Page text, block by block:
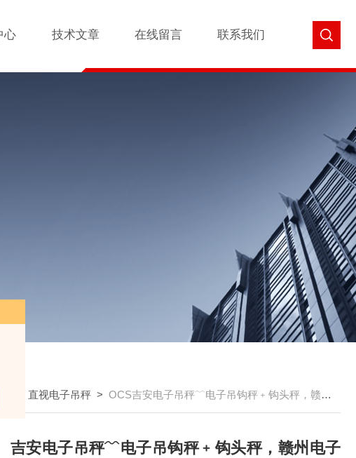
心 技术文章 在线留言 联系我们
>直视电子吊秤 >OCS吉安电子吊秤﹋电子吊钩秤﹢钩头秤，赣州电子吊秤﹋电子吊钩秤﹢钩头秤
吉安电子吊秤﹋电子吊钩秤﹢钩头秤，赣州电子